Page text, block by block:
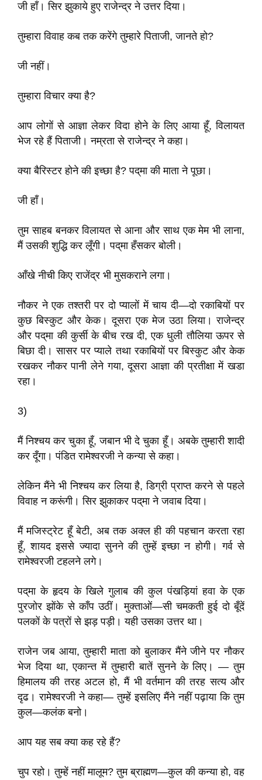
जी हाँ। सिर झुकाये हुए राजेन्द्र ने उत्तर दिया।
तुम्हारा विवाह कब तक करेंगे तुम्हारे पिताजी, जानते हो?
जी नहीं।
तुम्हारा विचार क्या है?
आप लोगों से आज्ञा लेकर विदा होने के लिए आया हूँ, विलायत
भेज रहे हैं पिताजी। नम्रता से राजेन्द्र ने कहा।
क्या बैरिस्टर होने की इच्छा है? पद्‌मा की माता ने पूछा।
जी हाँ।
तुम साहब बनकर विलायत से आना और साथ एक मेम भी लाना,
मैं उसकी शुद्धि कर लूँगी। पद्‌मा हँसकर बोली।
आँखे नीची किए राजेंद्र भी मुसकराने लगा।
नौकर ने एक तश्तरी पर दो प्यालों में चाय दी—दो रकाबियों पर
कुछ बिस्कुट और केक। दूसरा एक मेज उठा लिया। राजेन्द्र
और पद्‌मा की कुर्सी के बीच रख दी, एक धुली तौलिया ऊपर से
बिछा दी। सासर पर प्याले तथा रकाबियों पर बिस्कुट और केक
रखकर नौकर पानी लेने गया, दूसरा आज्ञा की प्रतीक्षा में खडा
रहा।
3)
मैं निश्चय कर चुका हूँ, जबान भी दे चुका हूँ। अबके तुम्हारी शादी
कर दूँगा। पंडित रामेश्वरजी ने कन्या से कहा।
लेकिन मैंने भी निश्चय कर लिया है, डिग्री प्राप्त करने से पहले
विवाह न करूंगी। सिर झुकाकर पद्‌मा ने जवाब दिया।
मैं मजिस्ट्रेट हूँ बेटी, अब तक अक्ल ही की पहचान करता रहा
हूँ, शायद इससे ज्यादा सुनने की तुम्हें इच्छा न होगी। गर्व से
रामेश्वरजी टहलने लगे।
पद्‌मा के हृदय के खिले गुलाब की कुल पंखड़ियां हवा के एक
पुरजोर झोंके से काँप उठीं। मुक्ताओं—सी चमकती हुई दो बूँदें
पलकों के पत्रों से झड़ पड़ी। यही उसका उत्तर था।
राजेन जब आया, तुम्हारी माता को बुलाकर मैंने जीने पर नौकर
भेज दिया था, एकान्त में तुम्हारी बातें सुनने के लिए। — तुम
हिमालय की तरह अटल हो, मैं भी वर्तमान की तरह सत्य और
दृढ। रामेश्वरजी ने कहा— तुम्हें इसलिए मैंने नहीं पढ़ाया कि तुम
कुल—कलंक बनो।
आप यह सब क्या कह रहे हैं?
चुप रहो। तुम्हें नहीं मालूम? तुम ब्राह्मण—कुल की कन्या हो, वह